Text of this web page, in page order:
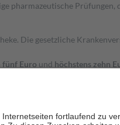
pharmazeutische
Die gesetzliche
fünf Euro und höchstens zehn
zu unterstützen, fallenkeine